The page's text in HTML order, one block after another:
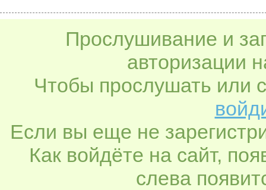
Прослушивание и
авторизации
Чтобы прослушать или
Если вы еще не
Как войдёте на сайт,
слева